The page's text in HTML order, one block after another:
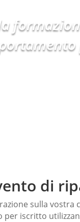
di
sulla vostra
per iscritto